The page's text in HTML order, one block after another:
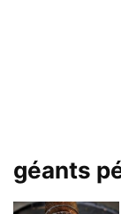
géants